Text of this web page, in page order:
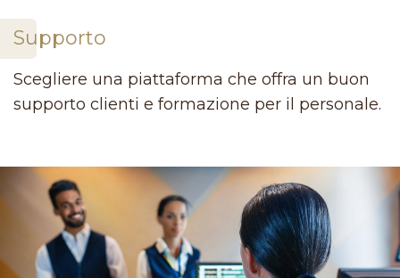
Supporto
Scegliere una piattaforma che offra un buon
supporto clienti e formazione per il personale.